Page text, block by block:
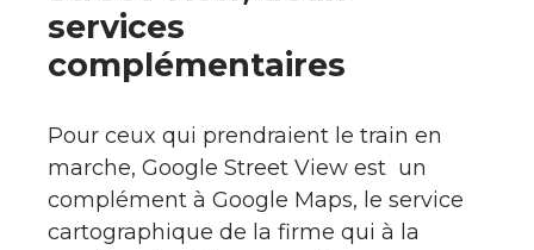
services
complémentaires
Pour ceux qui prendraient le train en
marche, Google Street View est un
complément à Google Maps, le service
cartographique de la firme qui à la